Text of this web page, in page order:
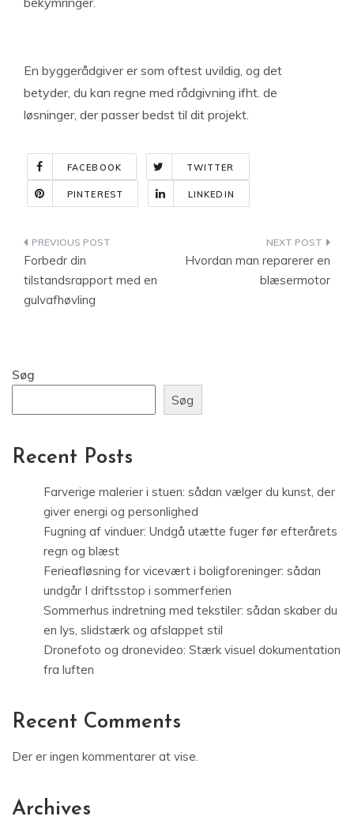
En byggerådgiver er som oftest uvildig, og det
betyder, du kan regne med rådgivning ifht. de
løsninger, der passer bedst til dit projekt.
FACEBOOK TWITTER
PINTEREST LINKEDIN
Indlægsnavigation
Forbedr din
tilstandsrapport med en
gulvafhøvling
Hvordan man reparerer en
blæsermotor
Søg
Søg
Recent Posts
Farverige malerier i stuen: sådan vælger du kunst, der
giver energi og personlighed
Fugning af vinduer: Undgå utætte fuger før efterårets
regn og blæst
Ferieafløsning for vicevært i boligforeninger: sådan
undgår I driftsstop i sommerferien
Sommerhus indretning med tekstiler: sådan skaber du
en lys, slidstærk og afslappet stil
Dronefoto og dronevideo: Stærk visuel dokumentation
fra luften
Recent Comments
Der er ingen kommentarer at vise.
Archives